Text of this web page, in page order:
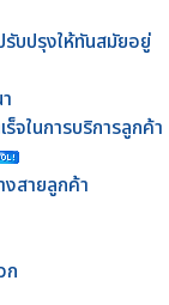
บปรุงให้ทันสมัยอยู่
จในการบริการลูกค้า
สายลูกค้า
ก